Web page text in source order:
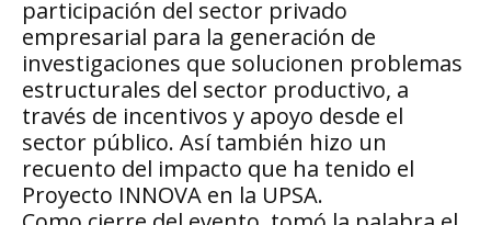
participación del sector privado
empresarial para la generación de
investigaciones que solucionen problemas
estructurales del sector productivo, a
través de incentivos y apoyo desde el
sector público. Así también hizo un
recuento del impacto que ha tenido el
Proyecto INNOVA en la UPSA.